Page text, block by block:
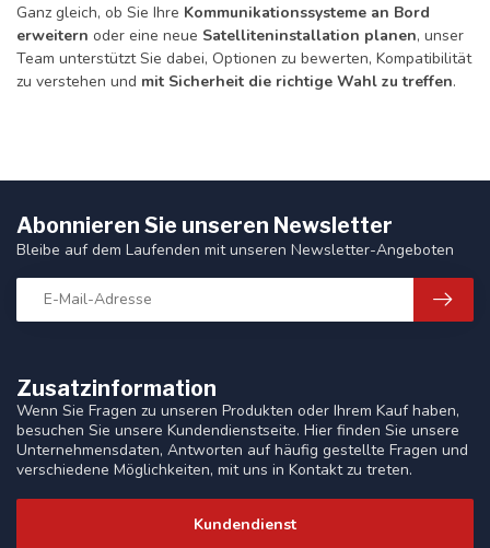
Ganz gleich, ob Sie Ihre Kommunikationssysteme an Bord
erweitern oder eine neue Satelliteninstallation planen, unser
Team unterstützt Sie dabei, Optionen zu bewerten, Kompatibilität
zu verstehen und mit Sicherheit die richtige Wahl zu treffen.
Zusatzinformation
Wenn Sie Fragen zu unseren Produkten oder Ihrem Kauf haben,
besuchen Sie unsere Kundendienstseite. Hier finden Sie unsere
Unternehmensdaten, Antworten auf häufig gestellte Fragen und
verschiedene Möglichkeiten, mit uns in Kontakt zu treten.
Kundendienst
Abonnieren Sie unseren Newsletter
Bleibe auf dem Laufenden mit unseren Newsletter-Angeboten